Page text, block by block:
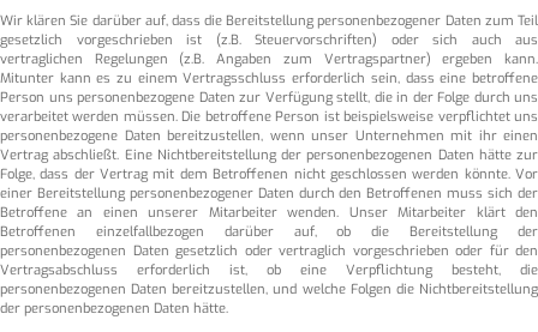
Wir klären Sie darüber auf, dass die Bereitstellung personenbezogener Daten zum Teil
gesetzlich vorgeschrieben ist (z.B. Steuervorschriften) oder sich auch aus
vertraglichen Regelungen (z.B. Angaben zum Vertragspartner) ergeben kann.
Mitunter kann es zu einem Vertragsschluss erforderlich sein, dass eine betroffene
Person uns personenbezogene Daten zur Verfügung stellt, die in der Folge durch uns
verarbeitet werden müssen. Die betroffene Person ist beispielsweise verpflichtet uns
personenbezogene Daten bereitzustellen, wenn unser Unternehmen mit ihr einen
Vertrag abschließt. Eine Nichtbereitstellung der personenbezogenen Daten hätte zur
Folge, dass der Vertrag mit dem Betroffenen nicht geschlossen werden könnte. Vor
einer Bereitstellung personenbezogener Daten durch den Betroffenen muss sich der
Betroffene an einen unserer Mitarbeiter wenden. Unser Mitarbeiter klärt den
Betroffenen einzelfallbezogen darüber auf, ob die Bereitstellung der
personenbezogenen Daten gesetzlich oder vertraglich vorgeschrieben oder für den
Vertragsabschluss erforderlich ist, ob eine Verpflichtung besteht, die
personenbezogenen Daten bereitzustellen, und welche Folgen die Nichtbereitstellung
der personenbezogenen Daten hätte.